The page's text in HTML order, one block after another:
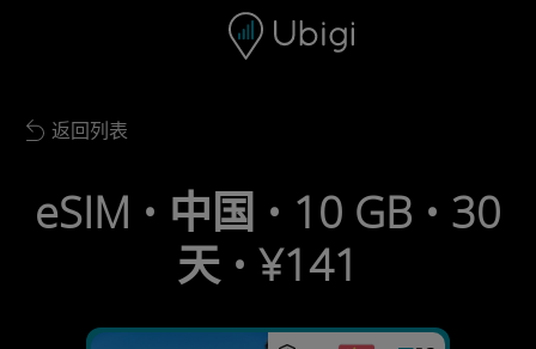
Back to list
返回列表
eSIM • 中国 • 10 GB • 30
天 • ¥141